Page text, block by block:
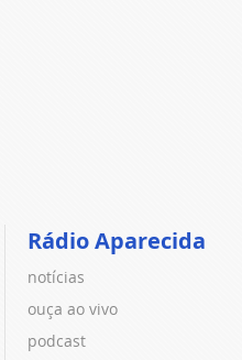
Rádio Aparecida
notícias
ouça ao vivo
podcast